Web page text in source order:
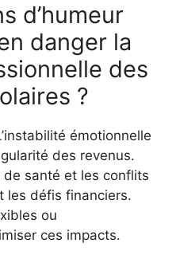
d’humeur
danger la
des
?
émotionnelle
des revenus.
de santé et les conflits
les défis financiers.
ou
ces impacts.